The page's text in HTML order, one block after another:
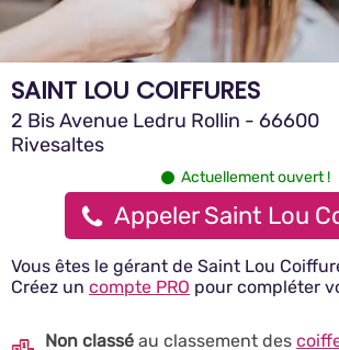
SAINT LOU COIFFURES
2 Bis Avenue Ledru Rollin - 66600
Rivesaltes
Actuellement ouvert !
Appeler Saint Lou
Vous êtes le gérant de Saint Lou
Créez un compte PRO pour compléter
Non classé au classement des